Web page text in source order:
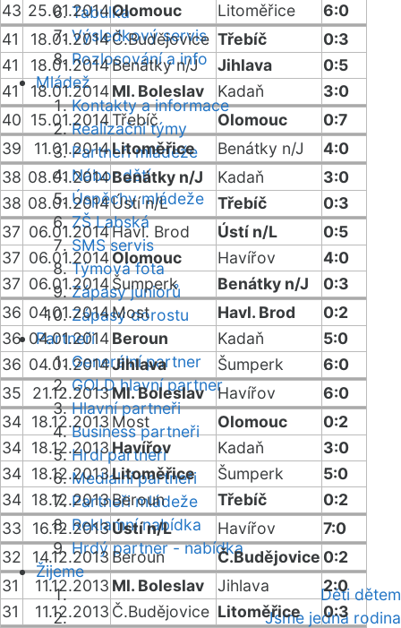
Tabulka
Výsledkový servis
Rozlosování a info
Mládež
Kontakty a informace
Realizační týmy
Partneři mládeže
Nábor dětí
Úspěchy mládeže
ZŠ Labská
SMS servis
Týmová fota
Zápasy juniorů
Zápasy dorostu
Partneři
Generální partner
GOLD hlavní partner
Hlavní partneři
Business partneři
Hrdí partneři
Mediální partneři
Partneři mládeže
Reklamní nabídka
Hrdý partner - nabídka
Žijeme
Děti dětem
Jsme jedna rodina
43 25.01.2014Olomouc Litoměřice
6:0
41
18.01.2014Č.Budějovice Třebíč
0:3
41
18.01.2014Benátky n/J Jihlava
0:5
41
18.01.2014Ml. Boleslav Kadaň
3:0
40 15.01.2014Třebíč Olomouc
0:7
39
11.01.2014Litoměřice Benátky n/J
4:0
38 08.01.2014Benátky n/J Kadaň
3:0
38 08.01.2014Ústí n/L Třebíč
0:3
37 06.01.2014Havl. Brod Ústí n/L
0:5
37 06.01.2014Olomouc Havířov
4:0
37 06.01.2014Šumperk Benátky n/J
0:3
36 04.01.2014Most Havl. Brod
0:2
36 04.01.2014Beroun Kadaň
5:0
36 04.01.2014Jihlava Šumperk
6:0
35
21.12.2013Ml. Boleslav Havířov
6:0
34 18.12.2013 Most Olomouc
0:2
34 18.12.2013Havířov Kadaň
3:0
34 18.12.2013Litoměřice Šumperk
5:0
34 18.12.2013Beroun Třebíč
0:2
33
16.12.2013Ústí n/L Havířov
7:0
32
14.12.2013 Beroun Č.Budějovice 0:2
31
11.12.2013 Ml. Boleslav Jihlava
2:0
31
11.12.2013 Č.Budějovice Litoměřice
0:3